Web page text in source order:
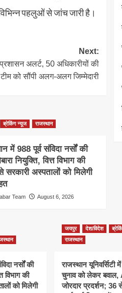
पहलुओं से जांच जारी है।
Next:
अलर्ट, 50 अधिकारीयों की
को सौंपी अलग-अलग जिम्मेदारी
ब्रेकिंग न्यूज राजस्थान
में 988 पूर्व संविदा नर्सों की
नियुक्ति, वित्त विभाग की
सरकारी अस्पतालों को मिलेगी
Team August 6, 2026
नर्सों की
विभाग की
को मिलेगी
जयपुर देश/विदेश
राजस्थान
राजस्थान यूनिवर्सिटी
चुनाव को लेकर
जोरदार प्रदर्शन; 36